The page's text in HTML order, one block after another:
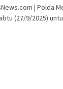
| Polda
(27/9/2025)